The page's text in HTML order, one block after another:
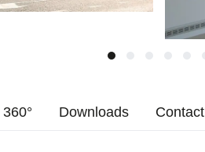
360° Downloads Contact